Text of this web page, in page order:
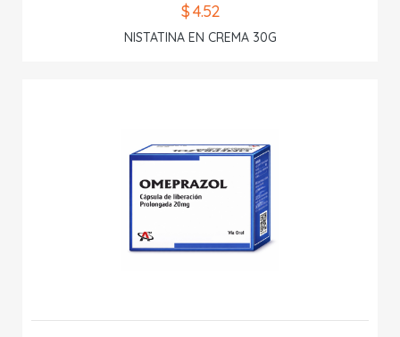
$ 4.52
NISTATINA EN CREMA 30G